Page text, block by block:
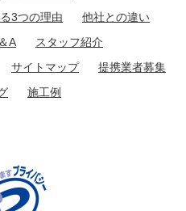
3つの理由
他社との違い
A
スタッフ紹介
サイトマップ
提携業者募集
施工例